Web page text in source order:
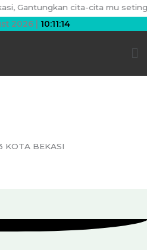
Gantungkan cita-cita mu
2026 | 10:11:14
KOTA BEKASI